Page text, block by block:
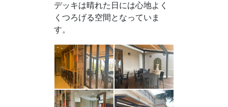
デッキは晴れた日には心地よく
くつろげる空間となっていま
す。